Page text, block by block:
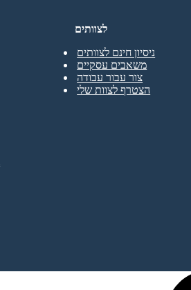
לצוותים
ניסיון חינם לצוותים
משאבים עסקיים
צור עבור עבודה
הצטרף לצוות שלי